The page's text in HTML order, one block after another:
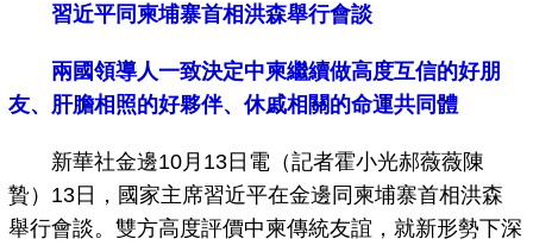
習近平同柬埔寨首相洪森舉行會談
兩國領導人一致決定中柬繼續做高度互信的好朋
友、肝膽相照的好夥伴、休戚相關的命運共同體
新華社金邊10月13日電（記者霍小光郝薇薇陳
贄）13日，國家主席習近平在金邊同柬埔寨首相洪森
舉行會談。雙方高度評價中柬傳統友誼，就新形勢下深